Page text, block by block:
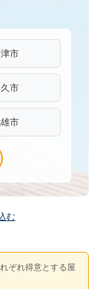
市
市
市
む
ぞれ得意とする屋